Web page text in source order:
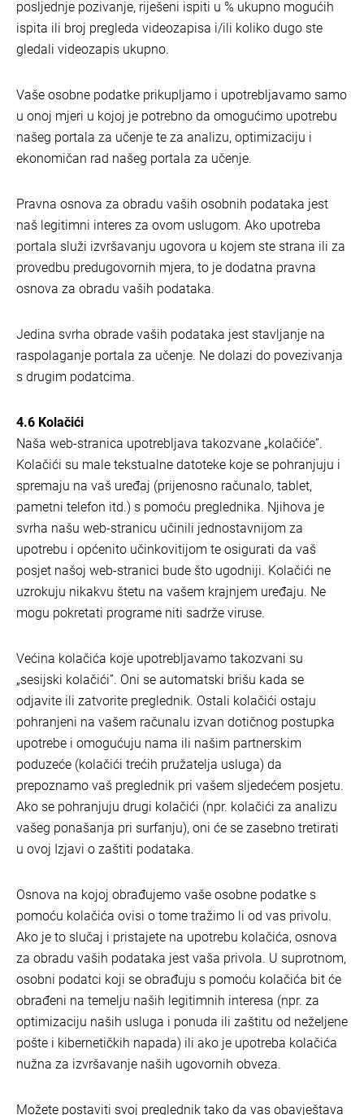
posljednje pozivanje, riješeni ispiti u % ukupno mogućih
ispita ili broj pregleda videozapisa i/ili koliko dugo ste
gledali videozapis ukupno.
Vaše osobne podatke prikupljamo i upotrebljavamo samo
u onoj mjeri u kojoj je potrebno da omogućimo upotrebu
našeg portala za učenje te za analizu, optimizaciju i
ekonomičan rad našeg portala za učenje.
Pravna osnova za obradu vaših osobnih podataka jest
naš legitimni interes za ovom uslugom. Ako upotreba
portala služi izvršavanju ugovora u kojem ste strana ili za
provedbu predugovornih mjera, to je dodatna pravna
osnova za obradu vaših podataka.
Jedina svrha obrade vaših podataka jest stavljanje na
raspolaganje portala za učenje. Ne dolazi do povezivanja
s drugim podatcima.
4.6 Kolačići
Naša web-stranica upotrebljava takozvane „kolačiće”.
Kolačići su male tekstualne datoteke koje se pohranjuju i
spremaju na vaš uređaj (prijenosno računalo, tablet,
pametni telefon itd.) s pomoću preglednika. Njihova je
svrha našu web-stranicu učinili jednostavnijom za
upotrebu i općenito učinkovitijom te osigurati da vaš
posjet našoj web-stranici bude što ugodniji. Kolačići ne
uzrokuju nikakvu štetu na vašem krajnjem uređaju. Ne
mogu pokretati programe niti sadrže viruse.
Većina kolačića koje upotrebljavamo takozvani su
„sesijski kolačići”. Oni se automatski brišu kada se
odjavite ili zatvorite preglednik. Ostali kolačići ostaju
pohranjeni na vašem računalu izvan dotičnog postupka
upotrebe i omogućuju nama ili našim partnerskim
poduzeće (kolačići trećih pružatelja usluga) da
prepoznamo vaš preglednik pri vašem sljedećem posjetu.
Ako se pohranjuju drugi kolačići (npr. kolačići za analizu
vašeg ponašanja pri surfanju), oni će se zasebno tretirati
u ovoj Izjavi o zaštiti podataka.
Osnova na kojoj obrađujemo vaše osobne podatke s
pomoću kolačića ovisi o tome tražimo li od vas privolu.
Ako je to slučaj i pristajete na upotrebu kolačića, osnova
za obradu vaših podataka jest vaša privola. U suprotnom,
osobni podatci koji se obrađuju s pomoću kolačića bit će
obrađeni na temelju naših legitimnih interesa (npr. za
optimizaciju naših usluga i ponuda ili zaštitu od neželjene
pošte i kibernetičkih napada) ili ako je upotreba kolačića
nužna za izvršavanje naših ugovornih obveza.
Možete postaviti svoj preglednik tako da vas obavještava